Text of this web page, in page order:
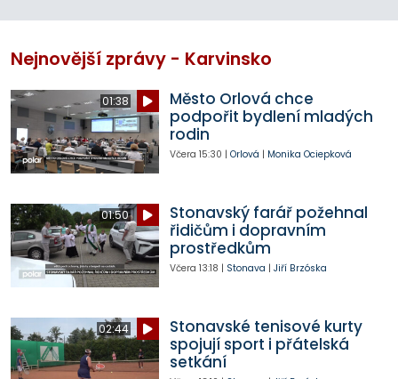
Nejnovější zprávy - Karvinsko
01:38
Město Orlová chce
podpořit bydlení mladých
rodin
Včera 15:30 | Orlová | Monika Ociepková
01:50
Stonavský farář požehnal
řidičům i dopravním
prostředkům
Včera 13:18 | Stonava | Jiří Brzóska
02:44
Stonavské tenisové kurty
spojují sport i přátelská
setkání